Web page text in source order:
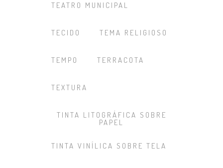
TEATRO MUNICIPAL
TECIDO TEMA RELIGIOSO
TEMPO TERRACOTA
TEXTURA
TINTA LITOGRÁFICA SOBRE
PAPEL
TINTA VINÍLICA SOBRE TELA